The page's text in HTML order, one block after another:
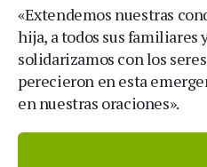
«Extendemos nuestras
hija, a todos sus familiares
solidarizamos con los
perecieron en esta
en nuestras oraciones».